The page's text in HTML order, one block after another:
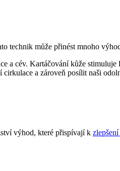
technik může přinést mnoho
a cév. Kartáčování kůže
a zároveň posílit naši
výhod, které přispívají k